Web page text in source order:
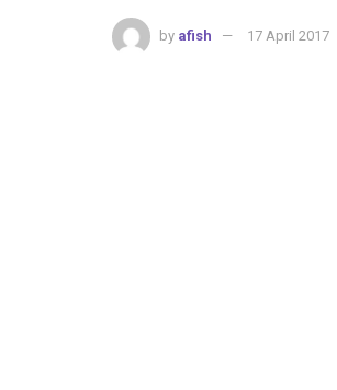
by afish 17 April 2017